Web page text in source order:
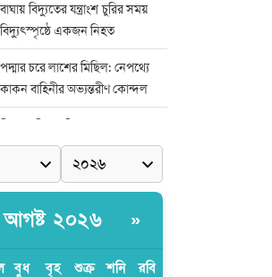
বাঘায় বিদ্যুতের যন্ত্রাংশ চুরির সময়
বিদ্যুৎস্পৃষ্ঠে একজন নিহত
পদ্মার চরে লাশের মিছিল: নেপথ্যে
কাকন বাহিনীর অভ্যন্তরীণ কোন্দল
জড়িতদের দ্রুত দৃষ্টান্তমূলক শাস্তির
দাবিতে সাভারে এক বিশাল মানববন্ধন
মিডিয়া এন্ড এন্ট্রাপ্রেনিয়র অ্যাওয়ার্ড–
২০২৬
র‍্যাবের বিশেষ অভিযান: বিদেশি
আগষ্ট ২০২৬ »
বুধ বৃহ শুক্র শনি রবি